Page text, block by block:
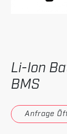
Li-Ion
BMS
Anfrage